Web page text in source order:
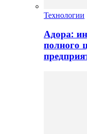
Технологии
Адора:
полного